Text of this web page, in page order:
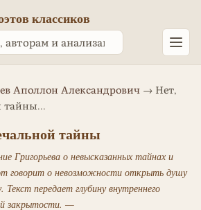
классиков
Аполлон Александрович → Нет,
тайны...
тайны
Григорьева о невысказанных тайнах и
говорит о невозможности открыть душу
Текст передает глубину внутреннего
закрытости. —